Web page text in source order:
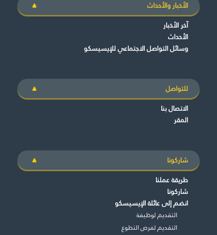
الأخبار والأحداث
آخر الأخبار
الأحداث
وسائل التواصل الاجتماعي للإيسيسكو
للتواصل
الاتصال بنا
المقر
شاركونا
طريقة عملنا
شاركونا
انضم إلى عائلة الإيسيسكو
التقديم لوظيفة
التقديم لفرص التطوع